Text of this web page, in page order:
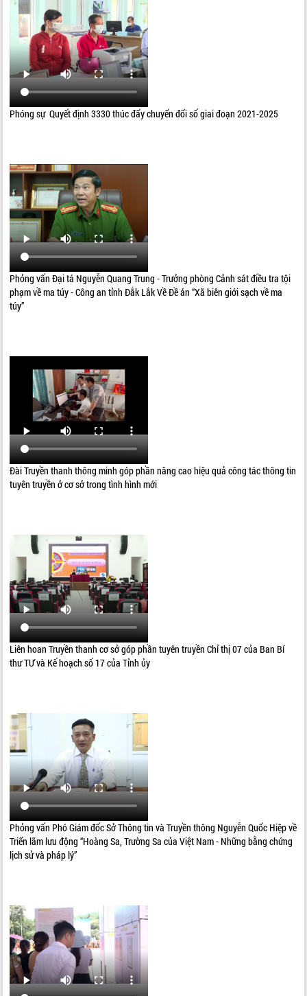
Phóng sự Quyết định 3330 thúc đẩy chuyển đổi số giai đoạn 2021-2025
Phỏng vấn Đại tá Nguyễn Quang Trung - Trưởng phòng Cảnh sát điều tra tội
phạm về ma túy - Công an tỉnh Đắk Lắk Về Đề án “Xã biên giới sạch về ma
túy”
Đài Truyền thanh thông minh góp phần nâng cao hiệu quả công tác thông tin
tuyên truyền ở cơ sở trong tình hình mới
Liên hoan Truyền thanh cơ sở góp phần tuyên truyền Chỉ thị 07 của Ban Bí
thư TƯ và Kế hoạch số 17 của Tỉnh ủy
Phỏng vấn Phó Giám đốc Sở Thông tin và Truyền thông Nguyễn Quốc Hiệp về
Triển lãm lưu động “Hoàng Sa, Trường Sa của Việt Nam - Những bằng chứng
lịch sử và pháp lý”